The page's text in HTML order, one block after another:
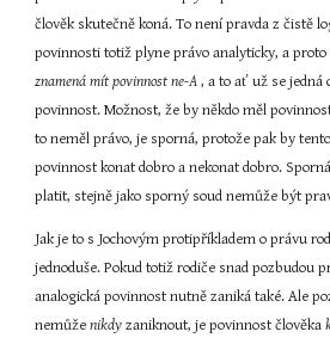
člověk skutečně koná. To není pravda z čistě
povinnosti totiž plyne právo analyticky, a
znamená mít povinnost ne-A , a to ať už se jedná
povinnost. Možnost, že by někdo měl
to neměl právo, je sporná, protože pak by
povinnost konat dobro a nekonat dobro.
platit, stejně jako sporný soud nemůže být
Jak je to s Jochovým protipříkladem o právu
jednoduše. Pokud totiž rodiče snad pozbudou
analogická povinnost nutně zaniká také. Ale
nemůže nikdy zaniknout, je povinnost člověka